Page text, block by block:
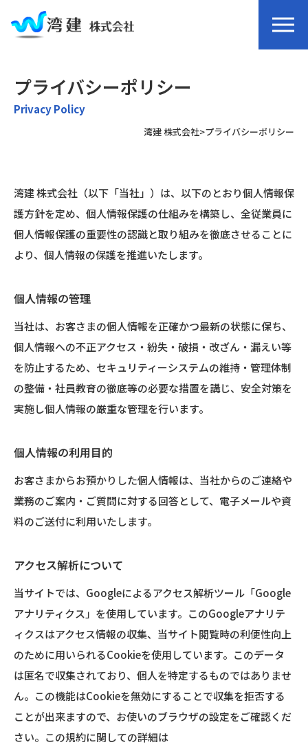
プライバシーポリシー
Privacy Policy
湾建 株式会社>プライバシーポリシー
湾建 株式会社（以下「当社」）は、以下のとおり個人情報保
護方針を定め、個人情報保護の仕組みを構築し、全従業員に
個人情報保護の重要性の認識と取り組みを徹底させることに
より、個人情報の保護を推進いたします。
個人情報の管理
当社は、お客さまの個人情報を正確かつ最新の状態に保ち、
個人情報への不正アクセス・紛失・破損・改ざん・漏えい等
を防止するため、セキュリティーシステムの維持・管理体制
の整備・社員教育の徹底等の必要な措置を講じ、安全対策を
実施し個人情報の厳重な管理を行います。
個人情報の利用目的
お客さまからお預かりした個人情報は、当社からのご連絡や
業務のご案内・ご質問に対する回答として、電子メールや資
料のご送付に利用いたします。
アクセス解析について
当サイトでは、Googleによるアクセス解析ツール「Google
アナリティクス」を使用しています。このGoogleアナリテ
ィクスはアクセス情報の収集、当サイト閲覧時の利便性向上
のために用いられるCookieを使用しています。このデータ
は匿名で収集されており、個人を特定するものではありませ
ん。この機能はCookieを無効にすることで収集を拒否する
ことが出来ますので、お使いのブラウザの設定をご確認くだ
さい。この規約に関しての詳細は